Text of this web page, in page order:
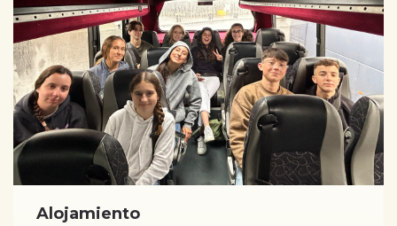
Alojamiento